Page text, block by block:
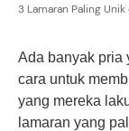
3 Lamaran Paling
Ada banyak pria
cara untuk
yang mereka
lamaran yang